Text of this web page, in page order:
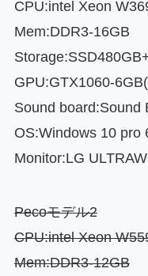
CPU:intel Xeon
Mem:DDR3-16GB
GPU:GTX1060-
Sound board:Sound
OS:Windows 10 pro
Monitor:LG
Pecoモデル2
CPU:intel Xeon
Mem:DDR3-12GB